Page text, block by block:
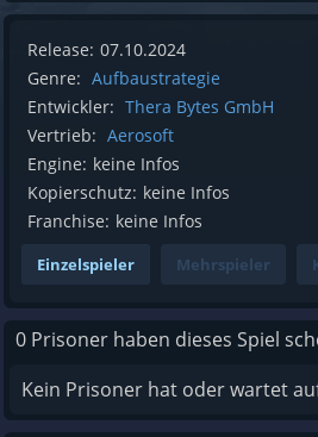
Release: 07.10.2024
Genre: Aufbaustrategie
Entwickler: Thera Bytes GmbH
Vertrieb: Aerosoft
Engine: keine Infos
Kopierschutz: keine Infos
Franchise: keine Infos
Einzelspieler Mehrspieler
0 Prisoner haben dieses Spiel
Kein Prisoner hat oder wartet